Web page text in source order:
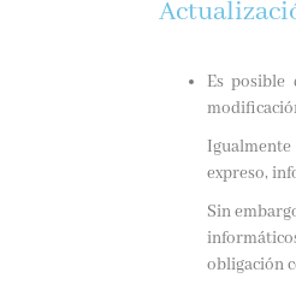
Es posible
expreso,
Sin
obligación